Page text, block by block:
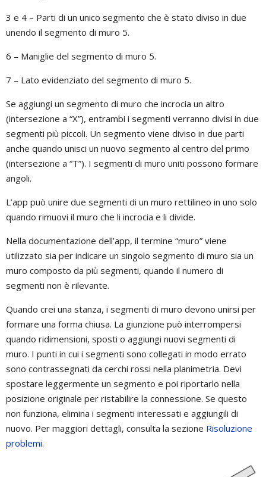
3 e 4 – Parti di un unico segmento che è stato diviso in due
unendo il segmento di muro 5.
6 – Maniglie del segmento di muro 5.
7 – Lato evidenziato del segmento di muro 5.
Se aggiungi un segmento di muro che incrocia un altro
(intersezione a “X”), entrambi i segmenti verranno divisi in due
segmenti più piccoli. Un segmento viene diviso in due parti
anche quando unisci un nuovo segmento al centro del primo
(intersezione a “T”). I segmenti di muro uniti possono formare
angoli.
L’app può unire due segmenti di un muro rettilineo in uno solo
quando rimuovi il muro che li incrocia e li divide.
Nella documentazione dell’app, il termine “muro” viene
utilizzato sia per indicare un singolo segmento di muro sia un
muro composto da più segmenti, quando il numero di
segmenti non è rilevante.
Quando crei una stanza, i segmenti di muro devono unirsi per
formare una forma chiusa. La giunzione può interrompersi
quando ridimensioni, sposti o aggiungi nuovi segmenti di
muro. I punti in cui i segmenti sono collegati in modo errato
sono contrassegnati da cerchi rossi nella planimetria. Devi
spostare leggermente un segmento e poi riportarlo nella
posizione originale per ristabilire la connessione. Se questo
non funziona, elimina i segmenti interessati e aggiungili di
nuovo. Per maggiori dettagli, consulta la sezione Risoluzione
problemi.